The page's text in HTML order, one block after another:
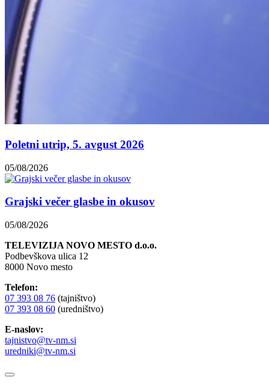
Poletni utrip, 5. avgust 2026
05/08/2026
Grajski večer glasbe in okusov
05/08/2026
TELEVIZIJA NOVO MESTO d.o.o.
Podbevškova ulica 12
8000 Novo mesto
Telefon:
07 393 08 76 (tajništvo)
07 393 08 60 (uredništvo)
E-naslov:
tajnistvo@tv-nm.si
uredniki@tv-nm.si